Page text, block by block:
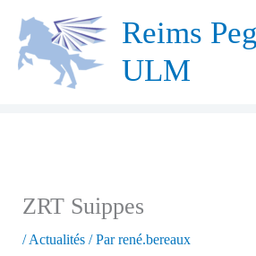
contenu
Reims
ULM
ZRT Suippes
/Actualités/ Parrené.bereaux